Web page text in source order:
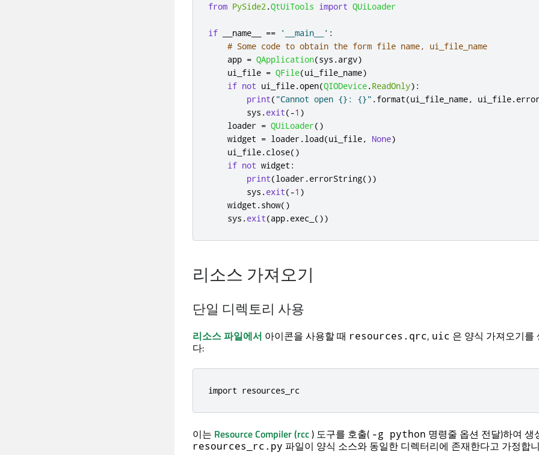
from PySide2.QtUiTools import QUiLoader
if __name__ == '__main__' :
# Some code to obtain the form file name, ui_file_name
    app
= QApplication(sys .argv)
    ui_file
= QFile(ui_file_name)
if not ui_file.open(QIODevice.ReadOnly):
print( "Cannot open {}: {}" .format(ui_file_name, ui_file.
        sys
.exit( -1 )
    loader
= QUiLoader()
    widget
= loader.load(ui_file, None)
    ui_file
.close()
if not widget :
print(loader.errorString())
        sys
.exit( -1 )
    widget
.show()
    sys
.exit(app.exec_ ())
리소스 가져오기
단일 디렉토리 사용
리소스 파일에서 아이콘을 사용할 때 resources.qrc, uic 은 양식 가져오기를
다:
import resources_rc
이는 Resource Compiler(rcc) 도구를 호출( -g python 명령줄 옵션 전달)하여 생
resources_rc.py 파일이 양식 소스와 동일한 디렉터리에 존재한다고 가정합